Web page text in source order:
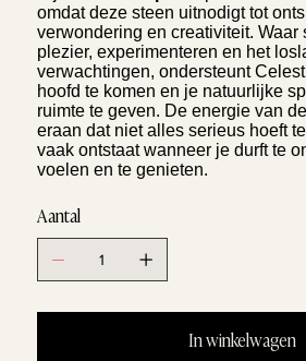
omdat deze steen uitnodigt tot
verwondering en creativiteit. Waar
plezier, experimenteren en het
verwachtingen, ondersteunt
hoofd te komen en je natuurlijke
ruimte te geven. De energie van
eraan dat niet alles serieus hoeft
vaak ontstaat wanneer je durft te
voelen en te genieten.
Aantal
In winkelwagen